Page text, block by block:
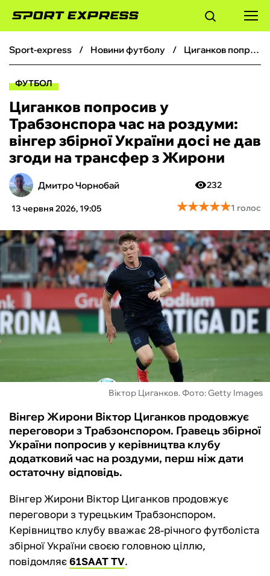
ФУТБОЛ
БОКС
ХОКЕЙ
ТЕНІС
КІБЕРСПОРТ
ЧС-2026
ФУТЗАЛ
ІНШІ
sport-express новини футболу Циганков попросив у Трабзонспора час на роздуми: вінгер збірної України досі не дав згоди на трансфер з Жирони
ФУТБОЛ
Циганков попросив у
Трабзонспора час на роздуми:
вінгер збірної України досі не дав
згоди на трансфер з Жирони
Дмитро Чорнобай
13 червня 2026, 19:05
232
★★★★★
★★★★★1 голос
Віктор Циганков. Фото: Getty Images
Вінгер Жирони Віктор Циганков продовжує
переговори з Трабзонспором. Гравець збірної
України попросив у керівництва клубу
додатковий час на роздуми, перш ніж дати
остаточну відповідь.
Вінгер Жирони Віктор Циганков продовжує
переговори з турецьким Трабзонспором.
Керівництво клубу вважає 28-річного футболіста
збірної України своєю головною ціллю,
повідомляє61SAAT TV.